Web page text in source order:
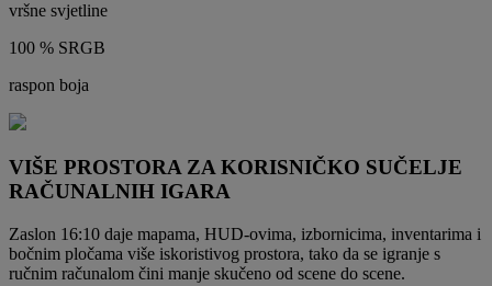
vršne svjetline
100 % SRGB
raspon boja
VIŠE PROSTORA ZA KORISNIČKO SUČELJE
RAČUNALNIH IGARA
Zaslon 16:10 daje mapama, HUD-ovima, izbornicima, inventarima i
bočnim pločama više iskoristivog prostora, tako da se igranje s
ručnim računalom čini manje skučeno od scene do scene.